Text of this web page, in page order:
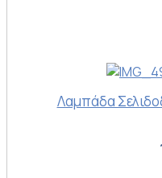
Λαμπάδα